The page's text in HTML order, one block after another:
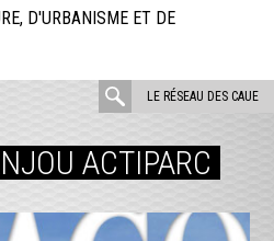
D'URBANISME ET DE
LE RÉSEAU DES CAUE
rechercher
ACTIPARC